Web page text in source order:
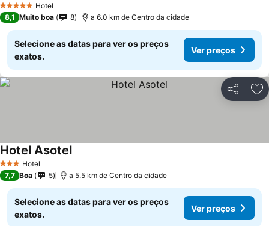
5 Estrelas Hotel
8,1 Muito boa 8 a 6.0 km de Centro da cidade
Selecione as datas para ver os preços
exatos.
Ver preços
Partilhar
3 EstrelasHotel
Hotel Asotel
7,7 Boa 5 a 5.5 km de Centro da cidade
Selecione as datas para ver os preços
exatos.
Ver preços